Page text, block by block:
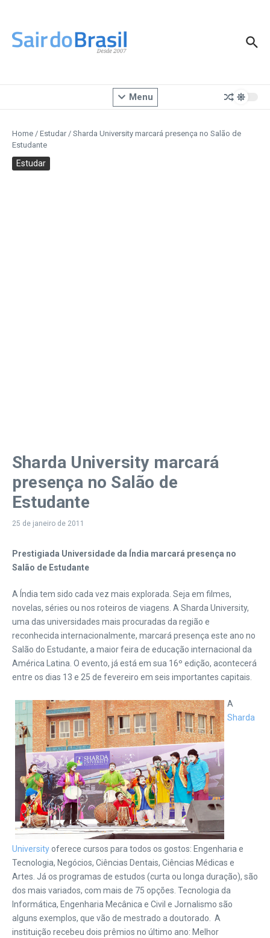
Menu
Home / Estudar / Sharda University marcará presença no Salão de
Estudante
Estudar
Sharda University marcará
presença no Salão de
Estudante
25 de janeiro de 2011
Prestigiada Universidade da Índia marcará presença no
Salão de Estudante
A Índia tem sido cada vez mais explorada. Seja em filmes,
novelas, séries ou nos roteiros de viagens. A Sharda University,
uma das universidades mais procuradas da região e
reconhecida internacionalmente, marcará presença este ano no
Salão do Estudante, a maior feira de educação internacional da
América Latina. O evento, já está em sua 16º edição, acontecerá
entre os dias 13 e 25 de fevereiro em seis importantes capitais.
A
Sharda
Universityoferece cursos para todos os gostos: Engenharia e
Tecnologia, Negócios, Ciências Dentais, Ciências Médicas e
Artes. Já os programas de estudos (curta ou longa duração), são
dos mais variados, com mais de 75 opções. Tecnologia da
Informática, Engenharia Mecânica e Civil e Jornalismo são
alguns exemplos, que vão de mestrado a doutorado. A
instituição recebeu dois prêmios no último ano: Melhor